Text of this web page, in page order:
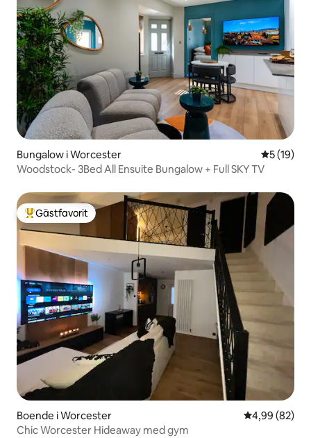
Bungalow i Worcester 5 av 5 i
5 (19)
Woodstock- 3Bed All Ensuite Bungalow + Full SKY TV
Populär gästfavorit
Gästfavorit
Boende i Worcester 4,99 av 5 i
4,99 (82)
Chic Worcester Hideaway med gym